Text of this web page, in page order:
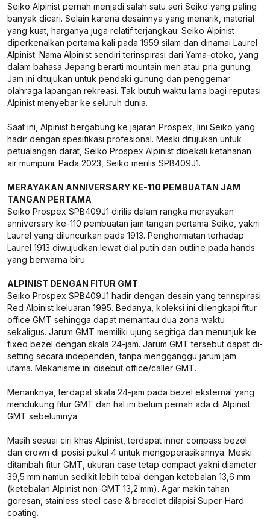
Seiko Alpinist pernah menjadi salah satu seri Seiko yang paling
banyak dicari. Selain karena desainnya yang menarik, material
yang kuat, harganya juga relatif terjangkau. Seiko Alpinist
diperkenalkan pertama kali pada 1959 silam dan dinamai Laurel
Alpinist. Nama Alpinist sendiri terinspirasi dari Yama-otoko, yang
dalam bahasa Jepang berarti mountain men atau pria gunung.
Jam ini ditujukan untuk pendaki gunung dan penggemar
olahraga lapangan rekreasi. Tak butuh waktu lama bagi reputasi
Alpinist menyebar ke seluruh dunia.
Saat ini, Alpinist bergabung ke jajaran Prospex, lini Seiko yang
hadir dengan spesifikasi profesional. Meski ditujukan untuk
petualangan darat, Seiko Prospex Alpinist dibekali ketahanan
air mumpuni. Pada 2023, Seiko merilis SPB409J1.
MERAYAKAN ANNIVERSARY KE-110 PEMBUATAN JAM
TANGAN PERTAMA
Seiko Prospex SPB409J1 dirilis dalam rangka merayakan
anniversary ke-110 pembuatan jam tangan pertama Seiko, yakni
Laurel yang diluncurkan pada 1913. Penghormatan terhadap
Laurel 1913 diwujudkan lewat dial putih dan outline pada hands
yang berwarna biru.
ALPINIST DENGAN FITUR GMT
Seiko Prospex SPB409J1 hadir dengan desain yang terinspirasi
Red Alpinist keluaran 1995. Bedanya, koleksi ini dilengkapi fitur
office GMT sehingga dapat memantau dua zona waktu
sekaligus. Jarum GMT memiliki ujung segitiga dan menunjuk ke
fixed bezel dengan skala 24-jam. Jarum GMT tersebut dapat di-
setting secara independen, tanpa mengganggu jarum jam
utama. Mekanisme ini disebut office/caller GMT.
Menariknya, terdapat skala 24-jam pada bezel eksternal yang
mendukung fitur GMT dan hal ini belum pernah ada di Alpinist
GMT sebelumnya.
Masih sesuai ciri khas Alpinist, terdapat inner compass bezel
dan crown di posisi pukul 4 untuk mengoperasikannya. Meski
ditambah fitur GMT, ukuran case tetap compact yakni diameter
39,5 mm namun sedikit lebih tebal dengan ketebalan 13,6 mm
(ketebalan Alpinist non-GMT 13,2 mm). Agar makin tahan
goresan, stainless steel case & bracelet dilapisi Super-Hard
coating.